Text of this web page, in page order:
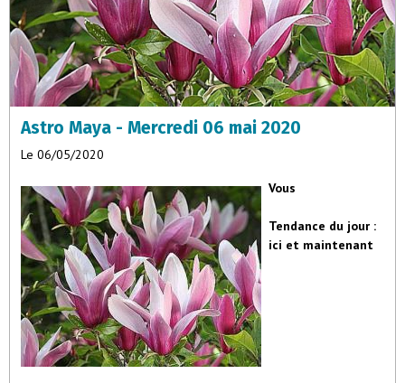
Astro Maya - Mercredi 06 mai 2020
Le 06/05/2020
Vous
Tendance du jour :
ici et maintenant